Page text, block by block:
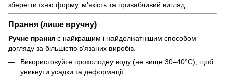
зберегти їхню форму, м'якість та привабливий вигляд.
Прання (лише вручну)
Ручне прання є найкращим і найделікатнішим способом
догляду за більшістю в'язаних виробів.
Використовуйте прохолодну воду (не вище 30–40°C), щоб
уникнути усадки та деформації.